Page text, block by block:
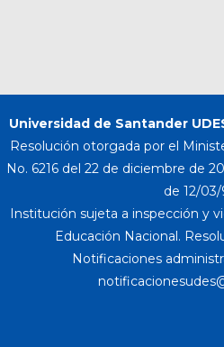
Universidad de Santander
Resolución otorgada por el
No. 6216 del 22 de diciembre de
de 12/03/
Institución sujeta a inspección y
Educación Nacional.
Notificaciones